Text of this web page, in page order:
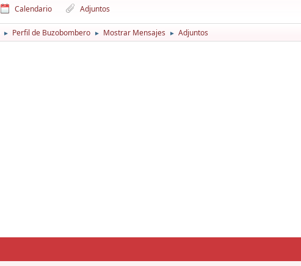
Calendario Adjuntos
► Perfil de Buzobombero ► Mostrar Mensajes ► Adjuntos